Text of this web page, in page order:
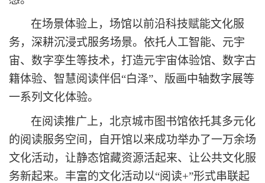
在场景体验上，场馆以前沿科技赋能文化服
务，深耕沉浸式服务场景。依托人工智能、元宇
宙、数字孪生等技术，打造元宇宙体验馆、数字古
籍体验、智慧阅读伴侣“白泽”、版画中轴数字展等
一系列文化体验。
在阅读推广上，北京城市图书馆依托其多元化
的阅读服务空间，自开馆以来成功举办了一万余场
文化活动，让静态馆藏资源活起来、让公共文化服
务新起来。丰富的文化活动以“阅读+”形式串联起